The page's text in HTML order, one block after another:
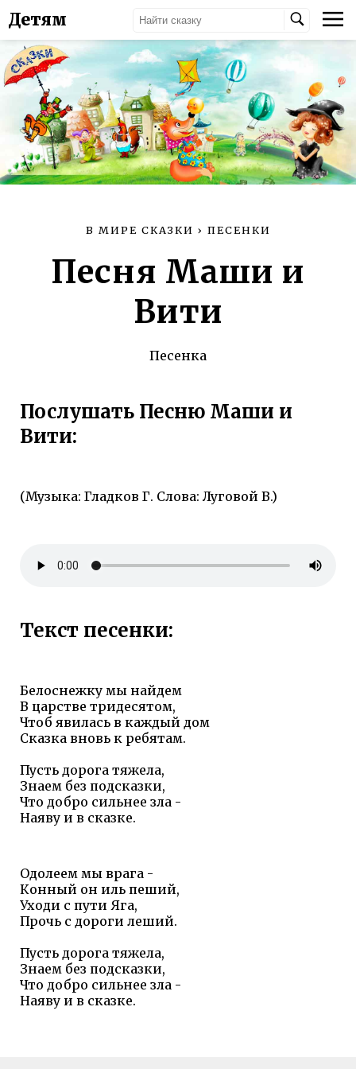
Детям
В МИРЕ СКАЗКИ › ПЕСЕНКИ
Песня Маши и
Вити
Песенка
Послушать Песню Маши и
Вити:
(Музыка: Гладков Г. Слова: Луговой В.)
Текст песенки:
Белоснежку мы найдем
В царстве тридесятом,
Чтоб явилась в каждый дом
Сказка вновь к ребятам.
Пусть дорога тяжела,
Знаем без подсказки,
Что добро сильнее зла -
Наяву и в сказке.
Одолеем мы врага -
Конный он иль пеший,
Уходи с пути Яга,
Прочь с дороги леший.
Пусть дорога тяжела,
Знаем без подсказки,
Что добро сильнее зла -
Наяву и в сказке.